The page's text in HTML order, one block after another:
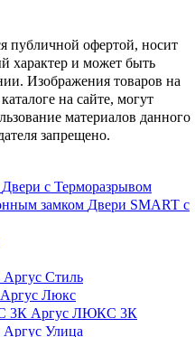
публичной офертой, носит
характер и может быть
Изображения товаров на
на сайте, могут
материалов данного
запрещено.
Двери с Терморазрывом
Двери SMART с
Аргус Стиль
Аргус Люкс
Аргус ЛЮКС 3К
Аргус Улица